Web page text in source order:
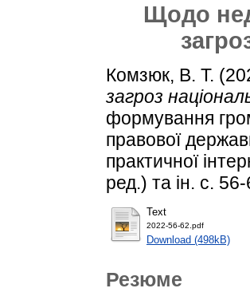
Щодо
Комзюк, В. Т.
загроз
формування
правової
практичної
ред.) та ін. с.
Text
2022-56-62.pdf
Download (498kB)
Резюме